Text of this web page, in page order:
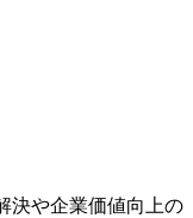
決や企業価値向上の